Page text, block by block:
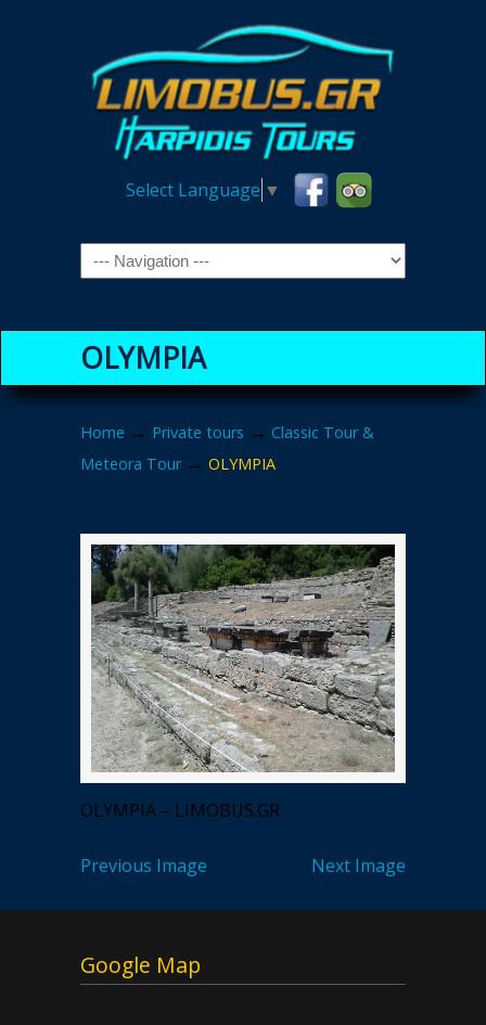
Select Language ▼
Navigation
OLYMPIA
Home → Private tours → Classic Tour &
Meteora Tour→ OLYMPIA
OLYMPIA – LIMOBUS.GR
Previous Image Next Image
Google Map